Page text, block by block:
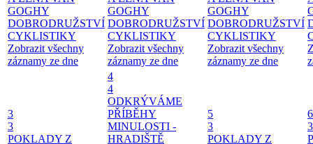
GOGHY
DOBRODRUŽSTVÍ
CYKLISTIKY
Zobrazit všechny
záznamy ze dne
GOGHY
DOBRODRUŽSTVÍ
CYKLISTIKY
Zobrazit všechny
záznamy ze dne
GOGHY
DOBRODRUŽSTVÍ
CYKLISTIKY
Zobrazit všechny
záznamy ze dne
3
3
POKLADY Z
4
4
ODKRÝVÁME
PŘÍBĚHY
MINULOSTI -
HRADIŠTĚ
5
3
POKLADY Z
6
3